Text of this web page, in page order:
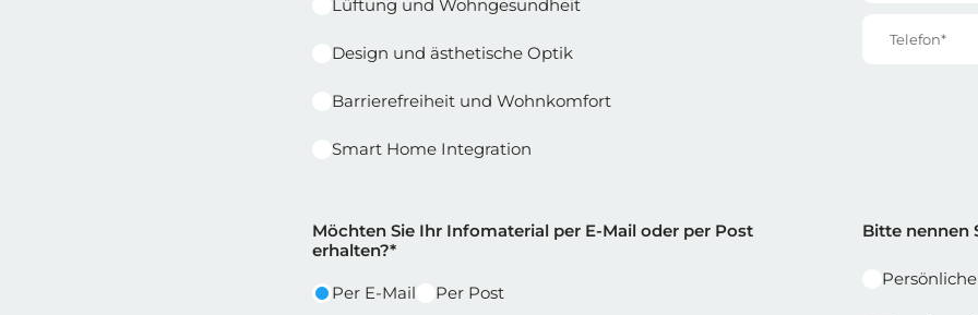
Lüftung und Wohngesundheit
Design und ästhetische Optik
Barrierefreiheit und Wohnkomfort
Smart Home Integration
Reihe 2
Reihe 2 | Spalte 1
Möchten Sie Ihr Infomaterial per E-Mail oder per Post
erhalten?*
Per E-Mail Per Post
Reihe 2 |
Bitte nennen